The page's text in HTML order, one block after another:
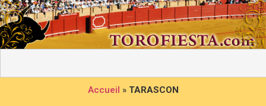
Accueil » TARASCON